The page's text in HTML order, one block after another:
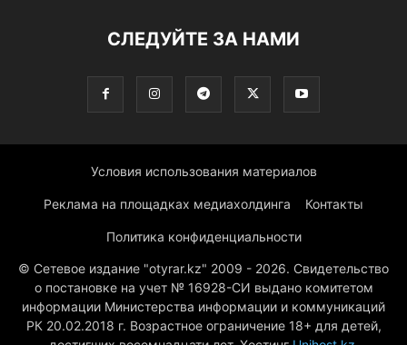
СЛЕДУЙТЕ ЗА НАМИ
Условия использования материалов
Реклама на площадках медиахолдинга Контакты
Политика конфиденциальности
© Сетевое издание "otyrar.kz" 2009 - 2026. Свидетельство
о постановке на учет № 16928-СИ выдано комитетом
информации Министерства информации и коммуникаций
РК 20.02.2018 г. Возрастное ограничение 18+ для детей,